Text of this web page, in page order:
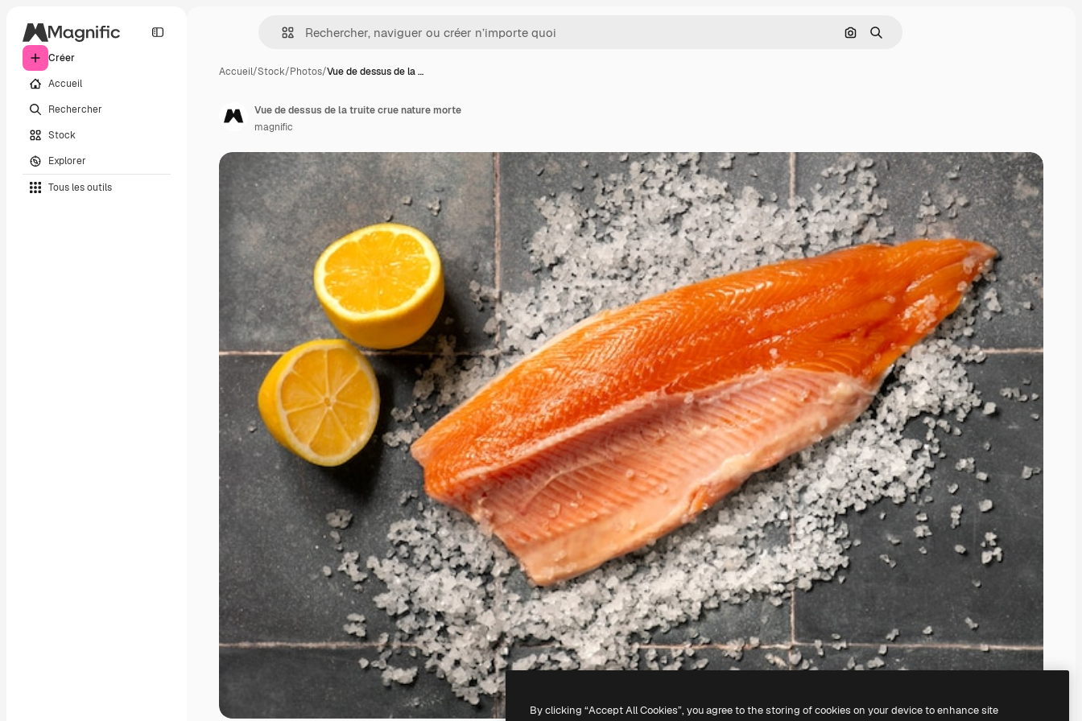
Créer
Accueil
Rechercher
Stock
Explorer
Tous les outils
Rechercher par image
Rechercher
Accueil/Stock/Photos/Vue de dessus de la …
Vue de dessus de la truite crue nature morte
magnific
By clicking “Accept All Cookies”, you agree to the storing of cookies on your device to enhance site